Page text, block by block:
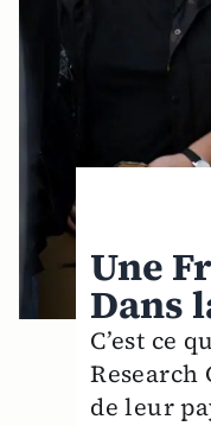
Une
Dans
C’est ce
Research
de leur